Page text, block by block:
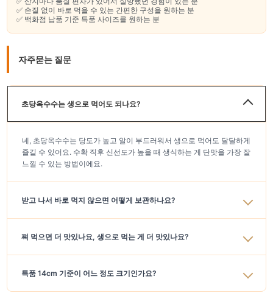
✅ 손질 없이 바로 먹을 수 있는 간편한 구성을 원하는 분
✅ 백화점 납품 기준 특품 사이즈를 원하는 분
자주묻는 질문
초당옥수수는 생으로 먹어도 되나요?
네, 초당옥수수는 당도가 높고 알이 부드러워서 생으로 먹어도 달달하게
즐길 수 있어요. 수확 직후 신선도가 높을 때 생식하는 게 단맛을 가장 잘
느낄 수 있는 방법이에요.
받고 나서 바로 먹지 않으면 어떻게 보관하나요?
쪄 먹으면 더 맛있나요, 생으로 먹는 게 더 맛있나요?
특품 14cm 기준이 어느 정도 크기인가요?